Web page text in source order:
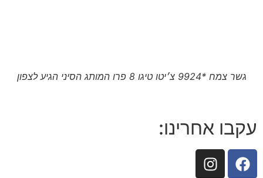
גשר צמח *9924 צ׳יטו טיגו 8 פרו המותג הסיני הגיע לצפון
עקבו אחרינו: